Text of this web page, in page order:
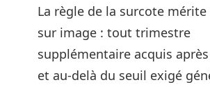
La règle de la surcote
sur image : tout trimestre
supplémentaire acquis après
et au-delà du seuil exigé